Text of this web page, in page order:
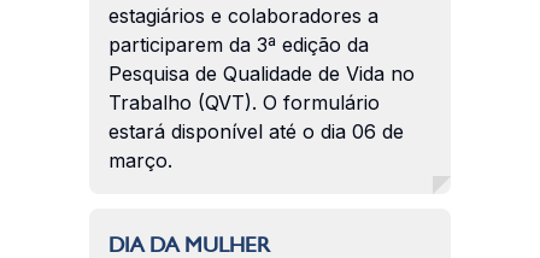
estagiários e colaboradores a
participarem da 3ª edição da
Pesquisa de Qualidade de Vida no
Trabalho (QVT). O formulário
estará disponível até o dia 06 de
março.
DIA DA MULHER